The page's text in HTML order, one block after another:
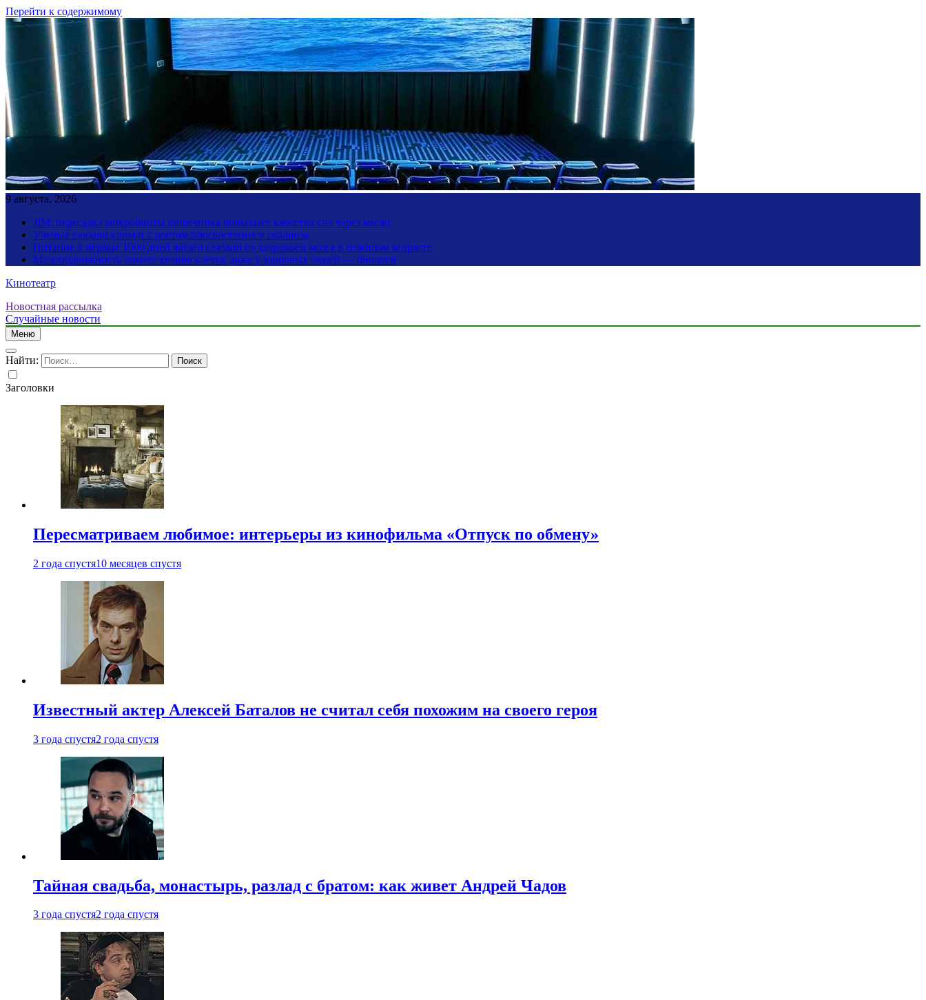
Перейти к содержимому
9 августа, 2026
JIM: пересадка микробиоты кишечника повышает качество сна через месяц
Ученые связали климат с ростом плоскостопия и сколиоза
Питание в первые 1000 дней жизни связали со здоровьем мозга в пожилом возрасте
Малоподвижность ломает химию клеток даже у здоровых людей — биологи
Кинотеатр
Новостная рассылка
Случайные новости
Меню
Найти:
Заголовки
Пересматриваем любимое: интерьеры из кинофильма «Отпуск по обмену»
2 года спустя10 месяцев спустя
Известный актер Алексей Баталов не считал себя похожим на своего героя
3 года спустя2 года спустя
Тайная свадьба, монастырь, разлад с братом: как живет Андрей Чадов
3 года спустя2 года спустя